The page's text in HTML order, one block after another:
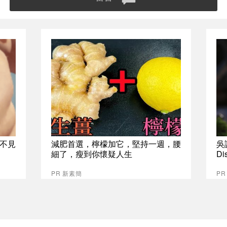
見
減肥首選，檸檬加它，堅持一週，腰
細了，瘦到你懷疑人生
PR 新素簡
吳